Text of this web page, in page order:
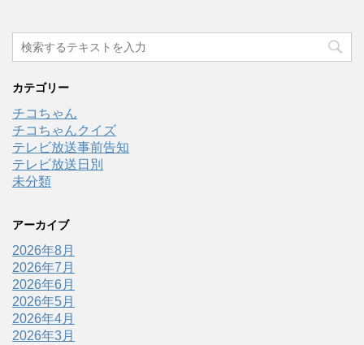
カテゴリー
チコちゃん
チコちゃんクイズ
テレビ放送事前告知
テレビ放送日別
未分類
アーカイブ
2026年8月
2026年7月
2026年6月
2026年5月
2026年4月
2026年3月